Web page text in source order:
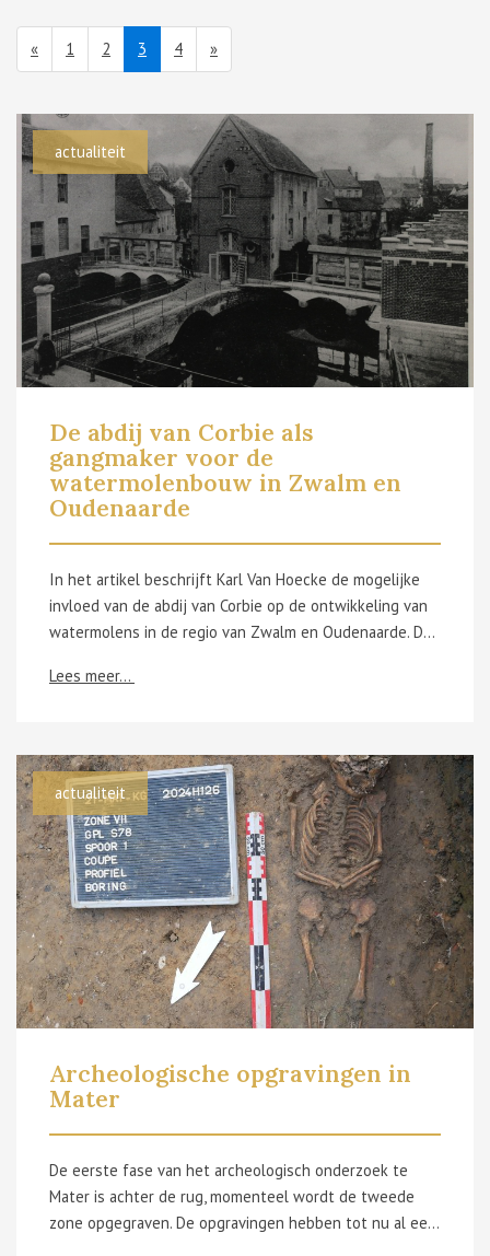
« 1 2 3 (current)
4 »
actualiteit
De abdij van Corbie als
gangmaker voor de
watermolenbouw in Zwalm en
Oudenaarde
In het artikel beschrijft Karl Van Hoecke de mogelijke
invloed van de abdij van Corbie op de ontwikkeling van
watermolens in de regio van Zwalm en Oudenaarde. De Abdij van Corbie, gelegen aan de Somme, speelde in de 9de eeuw een belangrijke rol in technologische innovaties op het gebied van waterbeheer, waaronder de kanalisering en de bouw van sluizen. Het onderzoek vertrekt vanuit de hypothese van de taalkundige Luc Van Durme die in de abdij de oprichter zag van de Zwalmmolen, een watermolen in Munkzwalm. Dit onderzoek tracht die theorie verder te onderbouwen. De abdij van Corbie had in Munkzwalm een kleine heerlijkheid, Sint-Pieters-ten-Berge, die een enclave vormde binnen de grotere bezittingen van de Gentse Sint-Baafsabdij. Deze kleine heerlijkheid had een eigen baljuw en schepenbank, een castrale kapel en bestond voornamelijk uit een watermolen. De bijhorende grond was louter voor de onderhoud van de molenaar. Dit wordt ondersteund door de abdijregels van Corbie, waarin de molenaar een belangrijke rol speelde. De ligging en het statuut van deze heerlijkheid suggereren aldus dat de abdij van Corbie de bouw en exploitatie van de molen op zich had genomen. Daarnaast wordt er in deze studie ook een vergelijking gemaakt met de ontstaansgeschiedenis van Oudenaarde, waar de abdij van Corbie het patronaat over een castrale kapel bezat. Het onderzoek toont aan dat de abdij van Corbie via haar invloedrijke netwerk en technische expertise mogelijk betrokken was bij de verspreiding van de watermolentechnologie in Vlaanderen. Hoewel direct bewijs van de eigendomsrechten in ontbreekt, wijzen contextuele en juridische bronnen op een sterke band tussen de abdij en de Oudenaardse molenbouw. uit VAN HOECKE K., ‘De abdij van Corbie als gangmakers voor de watermolenbouw in Zwalm en Oudenaarde’. In: Zottegems Genootschap voor Geschiedenis en Oudheidkunde, 21 (2023) 199-220.
Lees meer...
actualiteit
Archeologische opgravingen in
Mater
De eerste fase van het archeologisch onderzoek te
Mater is achter de rug, momenteel wordt de tweede
zone opgegraven. De opgravingen hebben tot nu al een reeks interessante resultaten opgeleverd. Daarom organiseert SOLVA een publieksmoment waarbij buurtbewoners en geïnteresseerden kunnen kennismaken met de tussentijdse resultaten. Rekening houdend met werfplanning en toegankelijkheid, en om maximale gelegenheid te bieden voor bezoekers, is zondag 9 februari daartoe een geschikte datum. De archeologen van SOLVA zullen dan tussen 10 en 12u en tussen 13 en 16u rondleidingen geven aan de diegene die geïnteresseerd in is. In het CC Maskerade worden dan ook vondsten getoond. Hieronder alvast een kleine preview van wat er gevonden is: De resultaten zijn alvast verrassend te noemen. Voorafgaand aan de werken verwachtten we vooral inzicht te verwerven in de evolutie van de begraafplaats. Ondertussen is duidelijk dat de opgraving ons ook het verhaal van de oudste dorpsgeschiedenis kan vertellen. Zo zijn er verschillende sporen uit de 10de eeuw terug gevonden, die te linken zijn aan huizen gebouwd met hout en leem. Daarnaast hebben we met ons onderzoek kunnen vaststellen dat de huidige kerk, die tussen 1780 en 1783 is gebouwd, op de fundamenten staat van een ouder gebouw. Radiokoolstofdateringen van de funderingen van de toren van deze oudere kerk, die bijna volledig te zien is in de opgraving, laten toe om de bouw ervan te dateren in de laatromaanse periode, tussen 1160 en 1220. Ook de talrijke onderzochte begravingen verschaffen ons info. Er zijn verschillende “antropomorfe” graven aangetroffen, graven waarbij de grafkuil de vorm van het menselijk lichaam volgt. Deze manier van begraven is in gebruik van de 10de tot de 12de eeuw. Opmerkelijke resultaten dus, zeker omdat ze een licht werpen op een periode waarvoor voor de lokale geschiedenis slechts in beperkte mate geschreven bronnen beschikbaar zijn.